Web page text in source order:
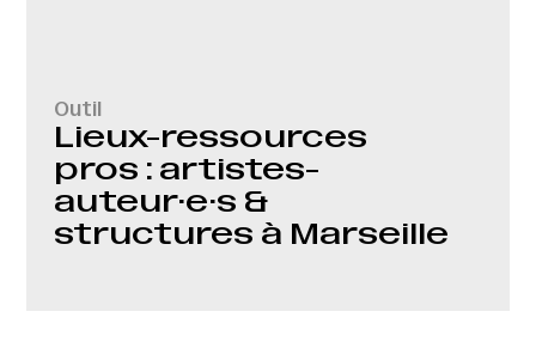
Outil
Lieux-ressources
pros : artistes-
auteur·e·s &
structures à Marseille